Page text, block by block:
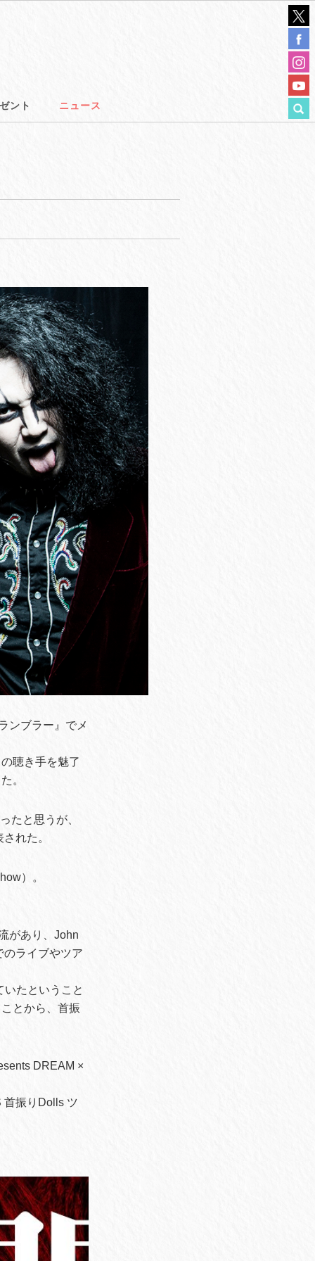
ント ニュース
ンブラー』でメ
聴き手を魅了
。
たと思うが、
れた。
）。
があり、John
ライブやツア
たということ
とから、首振
DREAM ×
首振りDolls ツ